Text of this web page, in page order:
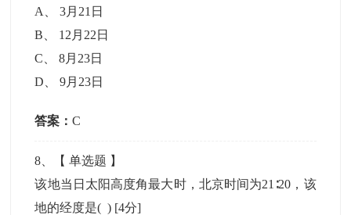
A
、3月21日
B
12月22日
C 、8月23日
D 、9月23日
答案：C
8 、【单选题 】
该地当日太阳高度角最大时，北京时间为21∶20，该
地的经度是( ) [4分]